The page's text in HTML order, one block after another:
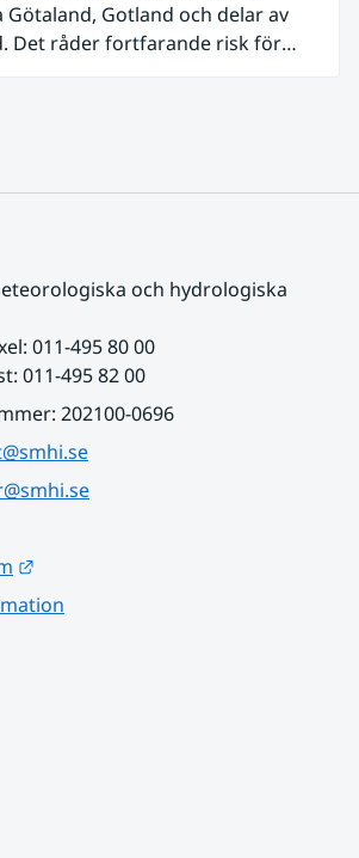
Gotland och delar av
Det råder fortfarande risk för
att återställa balansen.
och hydrologiska
011-495 80 00
011-495 82 00
202100-0696